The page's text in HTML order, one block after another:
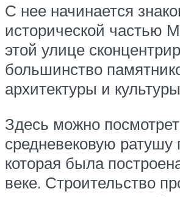
С нее начинается
исторической частью
этой улице
большинство
архитектуры и
Здесь можно
средневековую ратушу
которая была
веке. Строительство